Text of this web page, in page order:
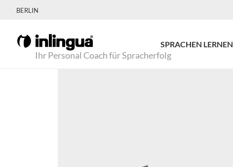
BERLIN
Ihr Personal Coach für Spracherfolg
SPRACHEN LERNEN